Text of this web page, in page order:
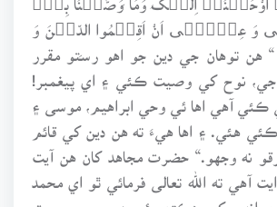
وَ عِیۡسٰۤی اَنْ اَقِیۡمُوا الدِّیۡنَ وَ
“ هن توهان جي دين جو اهو رستو مقرر
جي، نوح کي وصيت ڪئي ۽ اي پيغمبر!
ڪئي آهي اها ئي وحي ابراهيم، موسى ۽
هئي. ۽ اها هيءَ ته هن دين کي قائم
نه وجهو.“ حضرت مجاهد کان هن آيت
آهي ته الله تعالى فرمائي ٿو اي محمد
۽ انهن کي هڪڙي ئي دين جي وصيت